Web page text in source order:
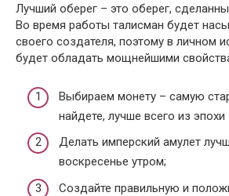
Лучший оберег – это оберег,
Во время работы талисман будет
своего создателя, поэтому в личном
будет обладать мощнейшими
Выбираем монету – самую
найдете, лучше всего из эпохи
Делать имперский амулет
воскресенье утром;
Создайте правильную и